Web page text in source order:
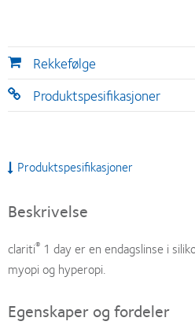
Rekkefølge
Produktspesifikasjoner
Produktspesifikasjoner
Beskrivelse
clariti® 1 day er en endagslinse i
myopi og hyperopi.
Egenskaper og fordeler